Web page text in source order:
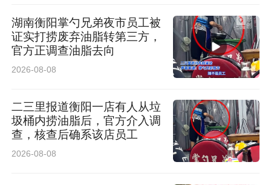
湖南衡阳掌勺兄弟夜市员工被
证实打捞废弃油脂转第三方，
官方正调查油脂去向
2026-08-08
二三里报道衡阳一店有人从垃
圾桶内捞油脂后，官方介入调
查，核查后确系该店员工
2026-08-08